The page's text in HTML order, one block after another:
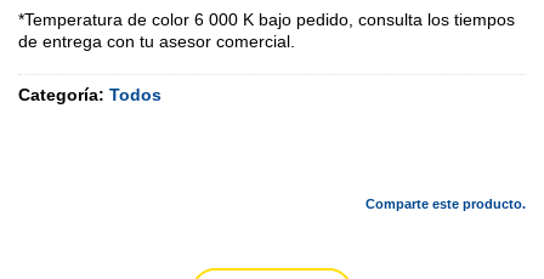
*Temperatura de color 6 000 K bajo pedido, consulta los tiempos
de entrega con tu asesor comercial.
Categoría: Todos
Comparte este producto.